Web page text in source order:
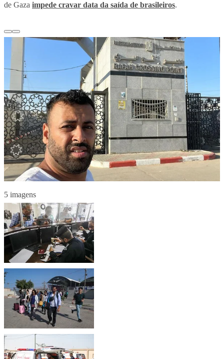
de Gaza impede cravar data da saída de brasileiros.
5 imagens